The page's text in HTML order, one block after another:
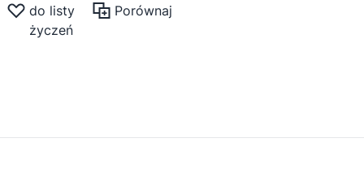
do listy
życzeń
Porównaj